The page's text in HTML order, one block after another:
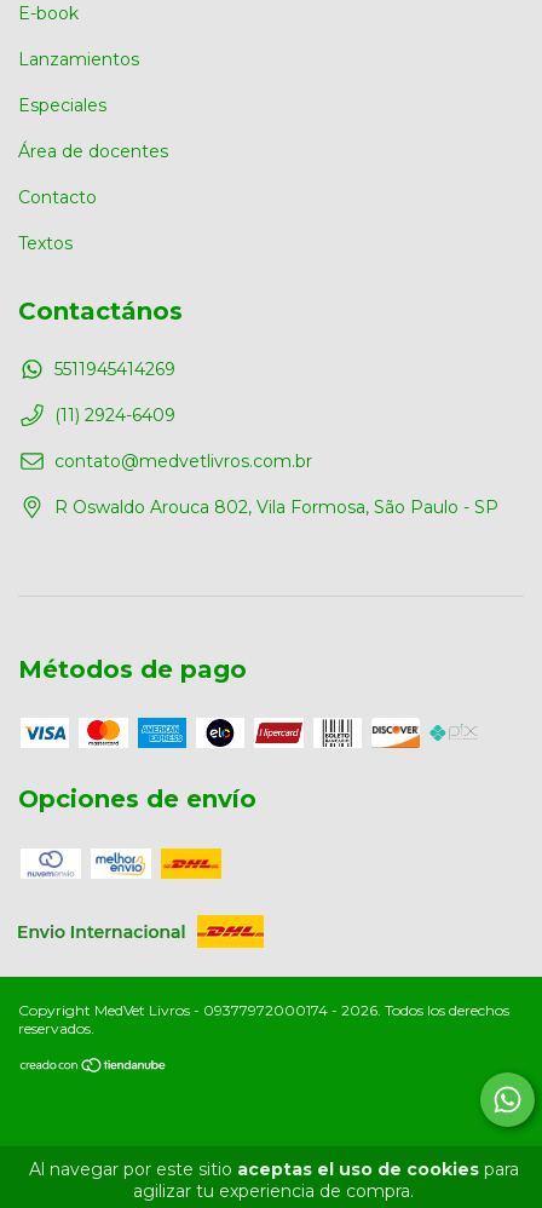
Al navegar por este sitio aceptas el uso de cookiespara
agilizar tu experiencia de compra.
E-book
Lanzamientos
Especiales
Área de docentes
Contacto
Textos
Contactános
5511945414269
(11) 2924-6409
contato@medvetlivros.com.br
R Oswaldo Arouca 802, Vila Formosa, São Paulo - SP
Métodos de pago
Opciones de envío
Copyright MedVet Livros - 09377972000174 - 2026. Todos los derechos
reservados.